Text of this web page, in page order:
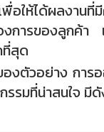
พื่อให้ได้ผลงาน
การของลูกค้า
สุด
งตัวอย่าง การ
รรมที่น่าสนใจ มี